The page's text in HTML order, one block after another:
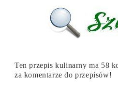
Ten przepis kulinarny ma 58
za komentarze do przepisów!